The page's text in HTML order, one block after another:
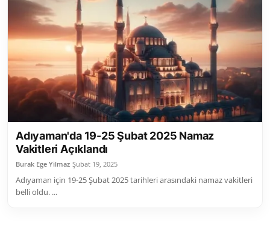
Mülki İdare
Toplum ve Yaşam
Sivil Toplum Kuruluşları
Kamu Kurumları ve Üst Kurullar
Resmi Reklamlar
Adıyaman'da 19-25 Şubat 2025 Namaz
Vakitleri Açıklandı
Burak Ege Yilmaz Şubat 19, 2025
Adıyaman için 19-25 Şubat 2025 tarihleri arasındaki namaz vakitleri
belli oldu. ...